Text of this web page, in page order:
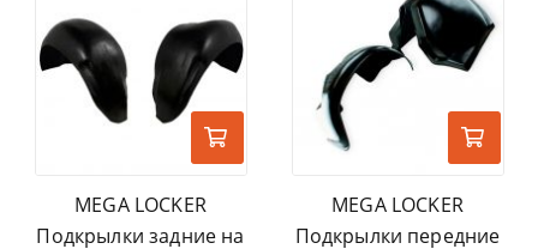
MEGA LOCKER
Подкрылки задние на
MEGA LOCKER
Подкрылки передние